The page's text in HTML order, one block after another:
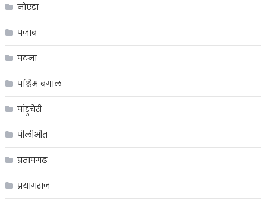
नोएडा
पंजाब
पटना
पश्चिम बंगाल
पांडुचेरी
पीलीभीत
प्रतापगढ़
प्रयागराज